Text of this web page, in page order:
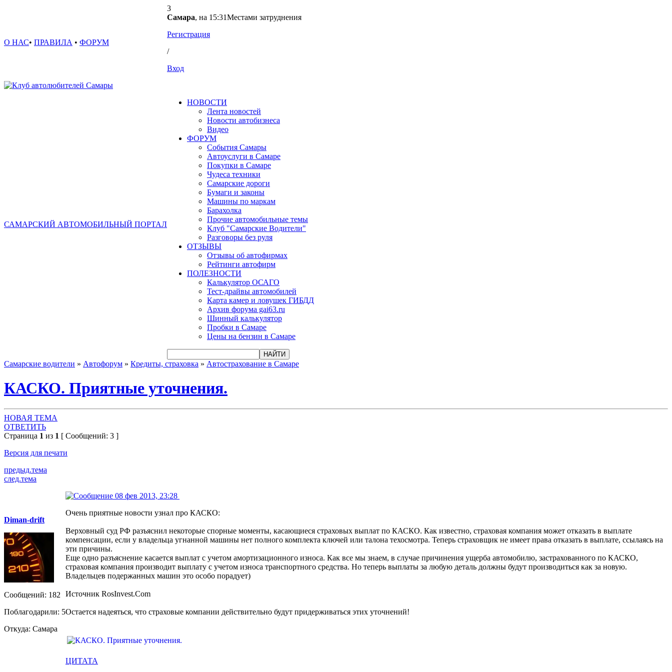
О НАС• ПРАВИЛА • ФОРУМ
3
Самара, на 15:31Местами затруднения
Регистрация
/
Вход
САМАРСКИЙ АВТОМОБИЛЬНЫЙ ПОРТАЛ
НОВОСТИ
Лента новостей
Новости автобизнеса
Видео
ФОРУМ
События Самары
Автоуслуги в Самаре
Покупки в Самаре
Чудеса техники
Самарские дороги
Бумаги и законы
Машины по маркам
Барахолка
Прочие автомобильные темы
Клуб "Самарские Водители"
Разговоры без руля
ОТЗЫВЫ
Отзывы об автофирмах
Рейтинги автофирм
ПОЛЕЗНОСТИ
Калькулятор ОСАГО
Тест-драйвы автомобилей
Карта камер и ловушек ГИБДД
Архив форума gai63.ru
Шинный калькулятор
Пробки в Самаре
Цены на бензин в Самаре
Самарские водители » Автофорум » Кредиты, страховка » Автострахование в Самаре
КАСКО. Приятные уточнения.
НОВАЯ ТЕМА
ОТВЕТИТЬ
Страница 1 из 1 [ Сообщений: 3 ]
Версия для печати
предыд.тема
след.тема
Diman-drift
Сообщений: 182
Поблагодарили: 5
Откуда: Самара
08 фев 2013, 23:28
Очень приятные новости узнал про КАСКО:
Верховный суд РФ разъяснил некоторые спорные моменты, касающиеся страховых выплат по КАСКО. Как известно, страховая компания может отказать в выплате
компенсации, если у владельца угнанной машины нет полного комплекта ключей или талона техосмотра. Теперь страховщик не имеет права отказать в выплате, ссылаясь на
эти причины.
Еще одно разъяснение касается выплат с учетом амортизационного износа. Как все мы знаем, в случае причинения ущерба автомобилю, застрахованного по КАСКО,
страховая компания производит выплату с учетом износа транспортного средства. Но теперь выплаты за любую деталь должны будут производиться как за новую.
Владельцев подержанных машин это особо порадует)
Источник RosInvest.Com
Остается надеяться, что страховые компании действительно будут придерживаться этих уточнений!
ЦИТАТА